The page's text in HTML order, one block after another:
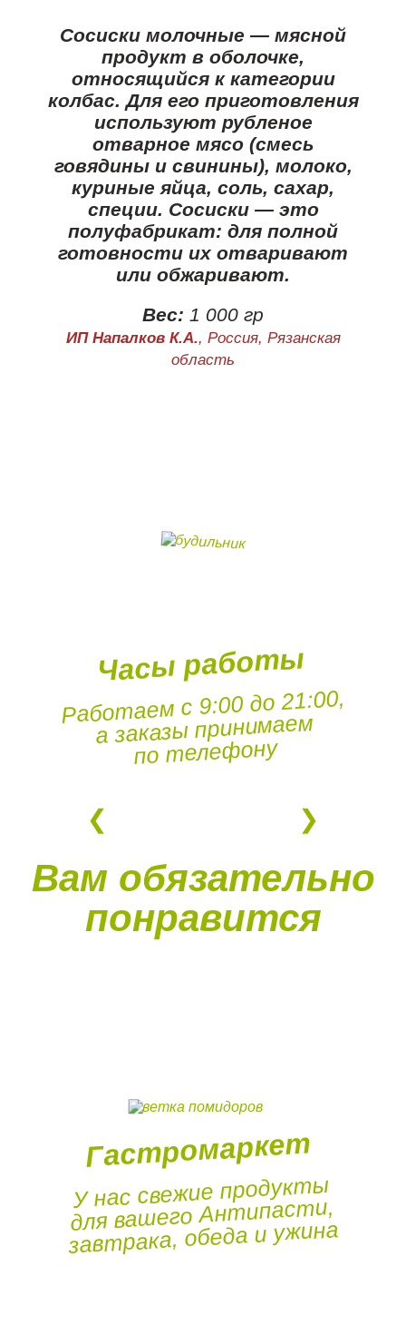
Сосиски молочные — мясной
продукт в оболочке,
относящийся к категории
колбас. Для его приготовления
используют рубленое
отварное мясо (смесь
говядины и свинины), молоко,
куриные яйца, соль, сахар,
специи. Сосиски — это
полуфабрикат: для полной
готовности их отваривают
или обжаривают.
Вес: 1 000 гр
ИП Напалков К.А., Россия, Рязанская
область
Часы работы
Работаем с 9:00 до 21:00,
а заказы принимаем
по телефону
Вам обязательно
понравится
Гастромаркет
У нас свежие продукты
для вашего Антипасти,
завтрака, обеда и ужина